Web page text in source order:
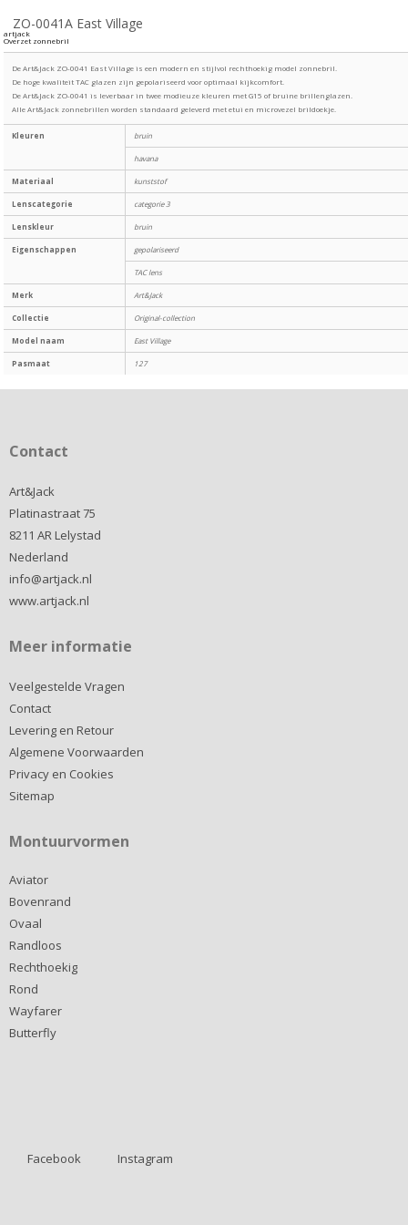
ZO-0041A East Village
artjack
Overzet zonnebril
De Art&Jack ZO-0041 East Village is een modern en stijlvol rechthoekig model zonnebril.
De hoge kwaliteit TAC glazen zijn gepolariseerd voor optimaal kijkcomfort.
De Art&Jack ZO-0041 is leverbaar in twee modieuze kleuren met G15 of bruine brillenglazen.
Alle Art&Jack zonnebrillen worden standaard geleverd met etui en microvezel brildoekje.
Kleuren bruin
havana
Materiaal kunststof
Lenscategorie categorie 3
Lenskleur bruin
Eigenschappen gepolariseerd
TAC lens
Merk Art&Jack
Collectie Original-collection
Model naam East Village
Pasmaat 127
Contact
Art&Jack
Platinastraat 75
8211 AR Lelystad
Nederland
info@artjack.nl
www.artjack.nl
Meer informatie
Veelgestelde Vragen
Contact
Levering en Retour
Algemene Voorwaarden
Privacy en Cookies
Sitemap
Montuurvormen
Aviator
Bovenrand
Ovaal
Randloos
Rechthoekig
Rond
Wayfarer
Butterfly
Facebook Instagram